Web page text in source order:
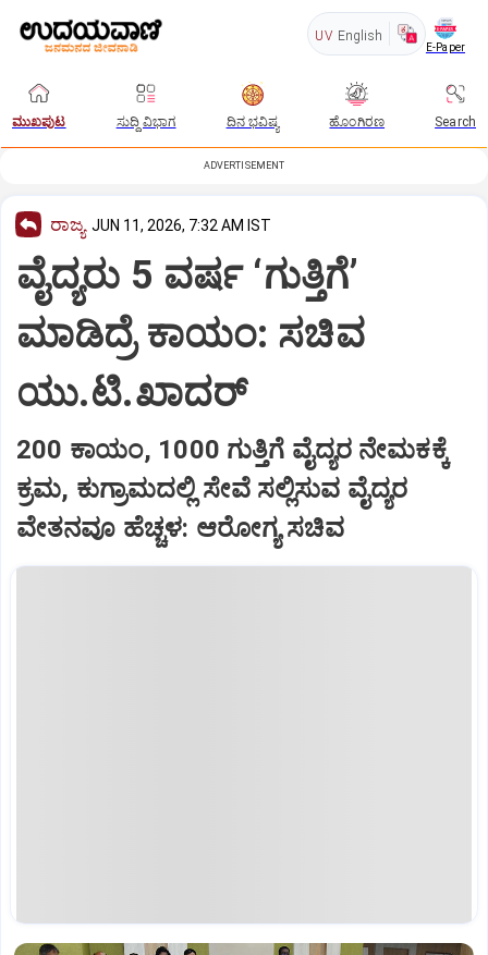
UV English
E-Paper
ಮುಖಪುಟ ಸುದ್ದಿ ವಿಭಾಗ ದಿನ ಭವಿಷ್ಯ ಹೊಂಗಿರಣ Search
ADVERTISEMENT
ರಾಜ್ಯ JUN 11, 2026, 7:32 AM IST
ವೈದ್ಯರು 5 ವರ್ಷ ‘ಗುತ್ತಿಗೆ’
ಮಾಡಿದ್ರೆ ಕಾಯಂ: ಸಚಿವ
ಯು.ಟಿ.ಖಾದರ್‌
200 ಕಾಯಂ, 1000 ಗುತ್ತಿಗೆ ವೈದ್ಯರ ನೇಮಕಕ್ಕೆ
ಕ್ರಮ, ಕುಗ್ರಾಮದಲ್ಲಿ ಸೇವೆ ಸಲ್ಲಿಸುವ ವೈದ್ಯರ
ವೇತನವೂ ಹೆಚ್ಚಳ: ಆರೋಗ್ಯ ಸಚಿವ